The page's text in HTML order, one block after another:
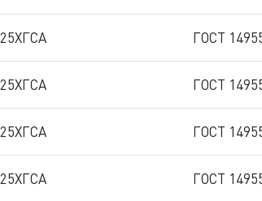
25ХГСА ГОСТ
25ХГСА ГОСТ
25ХГСА ГОСТ
25ХГСА ГОСТ